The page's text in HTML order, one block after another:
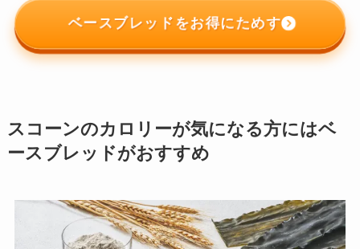
ベースブレッドをお得にためす
スコーンのカロリーが気になる方にはベ
ースブレッド︎がおすすめ